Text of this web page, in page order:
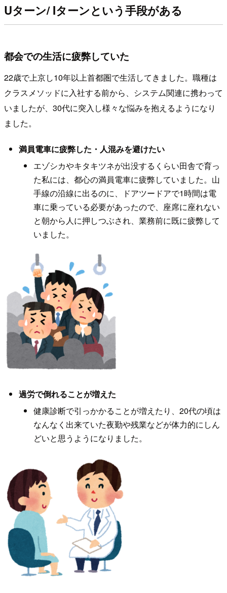
Uターン/ Iターンという手段がある
都会での生活に疲弊していた
22歳で上京し10年以上首都圏で生活してきました。職種は
クラスメソッドに入社する前から、システム関連に携わって
いましたが、30代に突入し様々な悩みを抱えるようになり
ました。
満員電車に疲弊した・人混みを避けたい
エゾシカやキタキツネが出没するくらい田舎で育っ
た私には、都心の満員電車に疲弊していました。山
手線の沿線に出るのに、ドアツードアで1時間は電
車に乗っている必要があったので、座席に座れない
と朝から人に押しつぶされ、業務前に既に疲弊して
いました。
過労で倒れることが増えた
健康診断で引っかかることが増えたり、20代の頃は
なんなく出来ていた夜勤や残業などが体力的にしん
どいと思うようになりました。